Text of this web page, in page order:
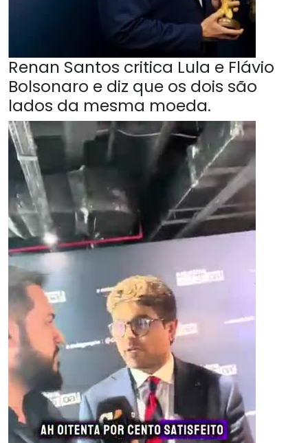
Renan Santos critica Lula e Flávio
Bolsonaro e diz que os dois são
lados da mesma moeda.